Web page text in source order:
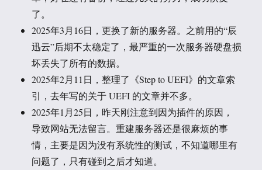
了。
2025年3月16日，更换了新的服务器。之前用的“辰
迅云”后期不太稳定了，最严重的一次服务器硬盘损
坏丢失了所有的数据。
2025年2月11日，整理了《Step to UEFI》的文章索
引，去年写的关于 UEFI 的文章并不多。
2025年1月25日，昨天刚注意到因为插件的原因，
导致网站无法留言。重建服务器还是很麻烦的事
情，主要是因为没有系统性的测试，不知道哪里有
问题了，只有碰到之后才知道。